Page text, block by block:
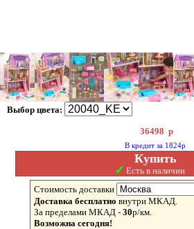
Выбор цвета:
36498 р
В кредит за 1824р
Купить
✓ Есть в наличии
Стоимость доставки
Доставка бесплатно внутри МКАД.
За пределами МКАД - 30р/км.
Возможна сегодня!